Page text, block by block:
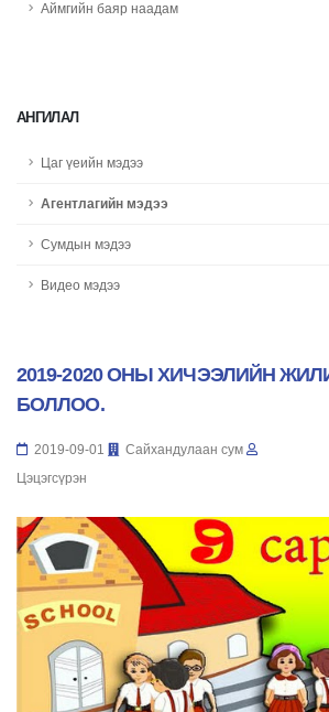
Аймгийн баяр наадам
АНГИЛАЛ
Цаг үеийн мэдээ
Агентлагийн мэдээ
Сумдын мэдээ
Видео мэдээ
2019-2020 ОНЫ ХИЧЭЭЛИЙН
БОЛЛОО.
2019-09-01
Сайхандулаан сум
Цэцэгсүрэн